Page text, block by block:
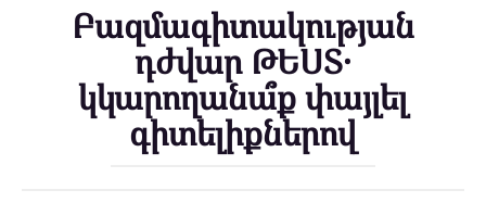
Բազմագիտակության
դժվար ԹԵՍՏ․
կկարողանա՞ք փայլել
գիտելիքներով